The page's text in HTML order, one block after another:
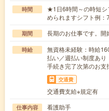
時間
★1日6時間～の時短
められますシフト例
期間 長期のお仕事です。
時給
無資格未経験：時給
払い／週払い制度あ
手続き完了次第のお支
交通費
交通費支給※規定有
仕事内容
看護助手